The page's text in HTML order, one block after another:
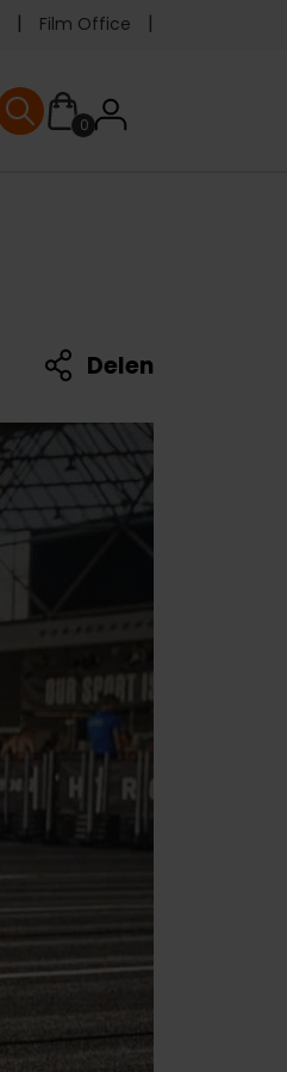
Film Office
0User
User menu
Delen